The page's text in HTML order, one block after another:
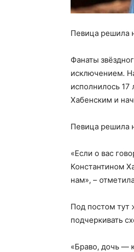
Певица решила
Фанаты
исключением.
исполнилось
Хабенским и
Певица решила
«Если о вас
Константином
нам», –
Под постом тут
подчеркивать
«Браво, дочь —